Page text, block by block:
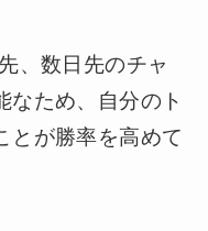
、数日先のチャ
なため、自分のト
とが勝率を高めて